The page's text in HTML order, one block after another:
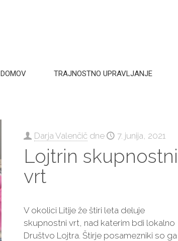
DOMOV TRAJNOSTNO UPRAVLJANJE
Darja Valenčič dne 7. junija, 2021
Lojtrin skupnostni
vrt
V okolici Litije že štiri leta deluje
skupnostni vrt, nad katerim bdi lokalno
Društvo Lojtra. Štirje posamezniki so ga